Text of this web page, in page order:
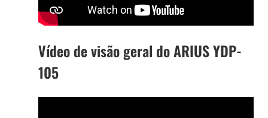
Vídeo de visão geral do ARIUS YDP-
105